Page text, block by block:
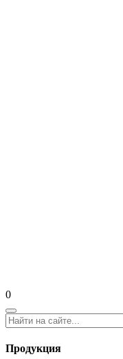
0
Продукция